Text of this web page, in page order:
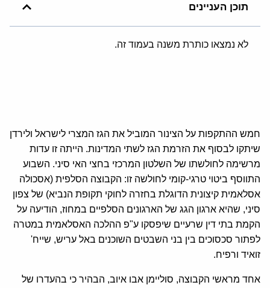
תוכן העניינים
לא נמצאו כותרת משנה בעמוד זה.
חמש ההתקפות על הצינור המוביל את הגז המצרי לישראל ולירדן
שיתקו לבסוף את הזרמת הגז לשתי המדינות. הייתה זו עדות
מרשימה לחולשתו של השלטון המרכזי בחצי האי סיני. השבוע
התווסף ביטוי טרגי-קומי לחולשה זו: הקבוצה הסלפית (אסכולה
אסלאמית קיצונית הדוגלת בחזרה לחוקי תקופת הנביא) של צפון
סיני, שהיא ארגון הגג של הארגונים הסלפיים במחוז, הודיעה על
הקמת בתי דין שרעיים שיפסקו ע"פ ההלכה האסלאמית במטרה
לפתור סכסוכים בין בני השבטים השוכנים באל עריש, שייח'
זואיד ורפיח.
אחד מראשי הקבוצה, סוליימן אבו איוב, הבהיר כי בהעדרו של